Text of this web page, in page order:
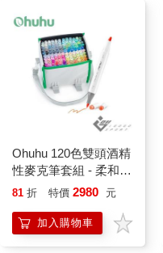
Ohuhu 120色雙頭酒精
性麥克筆套組 - 柔和色
系
81 折 特價 2980 元
加入購物車